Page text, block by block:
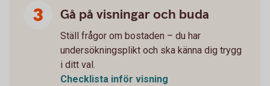
Gå på visningar och buda
Ställ frågor om bostaden – du har
undersökningsplikt och ska känna dig trygg
i ditt val.
Checklista inför visning